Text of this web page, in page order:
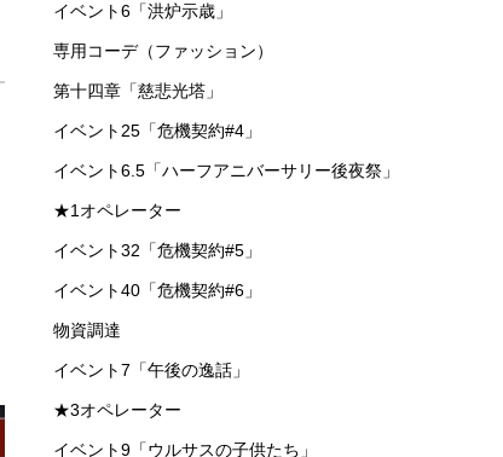
イベント6「洪炉示歳」
専用コーデ（ファッション）
第十四章「慈悲光塔」
イベント25「危機契約#4」
イベント6.5「ハーフアニバーサリー後夜祭」
★1オペレーター
イベント32「危機契約#5」
イベント40「危機契約#6」
物資調達
イベント7「午後の逸話」
★3オペレーター
イベント9「ウルサスの子供たち」